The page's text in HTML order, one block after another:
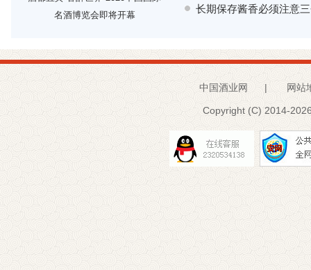
名酒博览会即将开幕
长期保存酱香必须注意
中国酒业网 | 网站
Copyright (C) 2014-